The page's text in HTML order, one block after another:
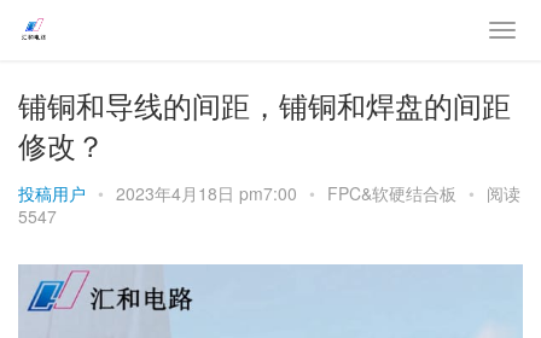
铺铜和导线的间距，铺铜和焊盘的间距
修改？
投稿用户 • 2023年4月18日 pm7:00 • FPC&软硬结合板 • 阅读
5547